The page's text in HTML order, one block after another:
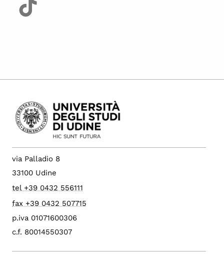
via Palladio 8
33100 Udine
tel +39 0432 556111
fax +39 0432 507715
p.iva 01071600306
c.f. 80014550307